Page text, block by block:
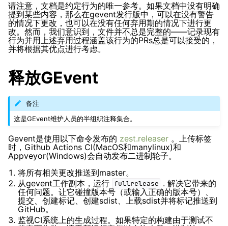
navigation of 有关旧版本的信息
请注意，文档是约定行为的唯一参考。如果文档中没有明确
提到某些内容，那么在gevent发行版中，可以在没有警告
的情况下更改，也可以在没有任何弃用期的情况下进行更
改。然而，我们意识到，文件并不总是完整的——记录现有
行为并用上述弃用过程涵盖该行为的PRs总是可以接受的，
并将根据其优点进行考虑。
释放GEvent
备注
这是GEvent维护人员的半组织注释集合。
Gevent是使用以下命令发布的 zest.releaser 。上传标签
时，Github Actions CI(MacOS和manylinux)和
Appveyor(Windows)会自动发布二进制轮子。
将所有相关更改推送到master。
从gevent工作副本，运行 fullrelease . 解决它带来的
任何问题。让它碰撞版本号（或输入正确的版本号）、
提交、创建标记、创建sdist、上载sdist并将标记推送到
GitHub。
监视CI系统上的生成过程。如果特定的构建由于测试不